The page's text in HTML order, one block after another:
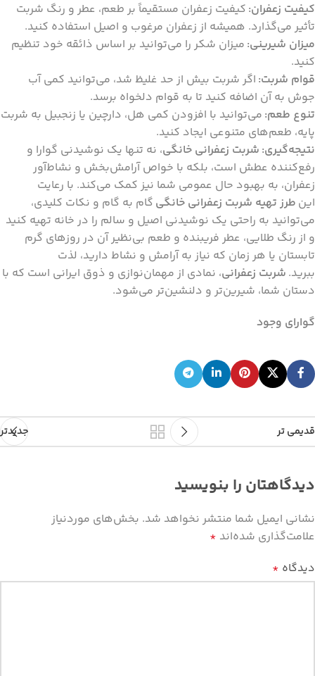
کیفیت زعفران: کیفیت زعفران مستقیماً بر طعم، عطر و رنگ شربت
تأثیر می‌گذارد. همیشه از زعفران مرغوب و اصیل استفاده کنید.
میزان شیرینی: میزان شکر را می‌توانید بر اساس ذائقه خود تنظیم
کنید.
قوام شربت: اگر شربت بیش از حد غلیظ شد، می‌توانید کمی آب
جوش به آن اضافه کنید تا به قوام دلخواه برسد.
تنوع طعم: می‌توانید با افزودن کمی هل، دارچین یا زنجبیل به شربت
پایه، طعم‌های متنوعی ایجاد کنید.
نتیجه‌گیری: شربت زعفرانی خانگی، نه تنها یک نوشیدنی گوارا و
رفع‌کننده عطش است، بلکه با خواص آرامش‌بخش و نشاط‌آور
زعفران، به بهبود حال عمومی شما نیز کمک می‌کند. با رعایت
این طرز تهیه شربت زعفرانی خانگی گام به گام و نکات کلیدی،
می‌توانید به راحتی یک نوشیدنی اصیل و سالم را در خانه تهیه کنید
و از رنگ طلایی، عطر فریبنده و طعم بی‌نظیر آن در روزهای گرم
تابستان یا هر زمان که نیاز به آرامش و نشاط دارید، لذت
ببرید. شربت زعفرانی، نمادی از مهمان‌نوازی و ذوق ایرانی است که با
دستان شما، شیرین‌تر و دلنشین‌تر می‌شود.
گوارای وجود
جدیدتر قدیمی تر
دیدگاهتان را بنویسید
نشانی ایمیل شما منتشر نخواهد شد. بخش‌های موردنیاز
علامت‌گذاری شده‌اند *
دیدگاه *